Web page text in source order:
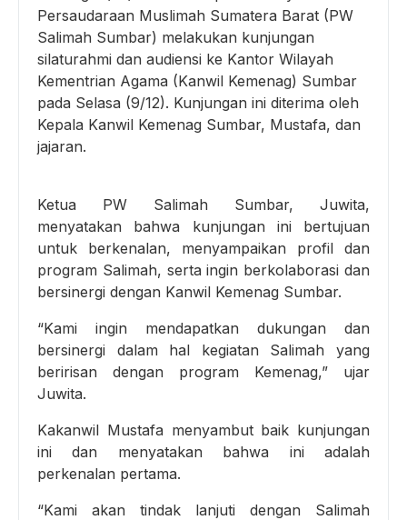
Persaudaraan Muslimah Sumatera Barat (PW
Salimah Sumbar) melakukan kunjungan
silaturahmi dan audiensi ke Kantor Wilayah
Kementrian Agama (Kanwil Kemenag) Sumbar
pada Selasa (9/12). Kunjungan ini diterima oleh
Kepala Kanwil Kemenag Sumbar, Mustafa, dan
jajaran.
Ketua PW Salimah Sumbar, Juwita,
menyatakan bahwa kunjungan ini bertujuan
untuk berkenalan, menyampaikan profil dan
program Salimah, serta ingin berkolaborasi dan
bersinergi dengan Kanwil Kemenag Sumbar.
“Kami ingin mendapatkan dukungan dan
bersinergi dalam hal kegiatan Salimah yang
beririsan dengan program Kemenag,” ujar
Juwita.
Kakanwil Mustafa menyambut baik kunjungan
ini dan menyatakan bahwa ini adalah
perkenalan pertama.
“Kami akan tindak lanjuti dengan Salimah